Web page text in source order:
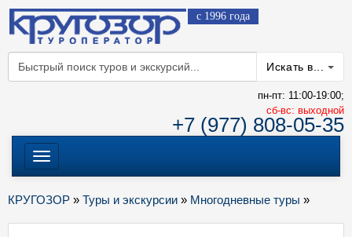
с 1996 года
Искать в...
пн-пт: 11:00-19:00;
cб-вс: выходной
+7 (977) 808-05-35
Меню
КРУГОЗОР » Туры и экскурсии » Многодневные туры »